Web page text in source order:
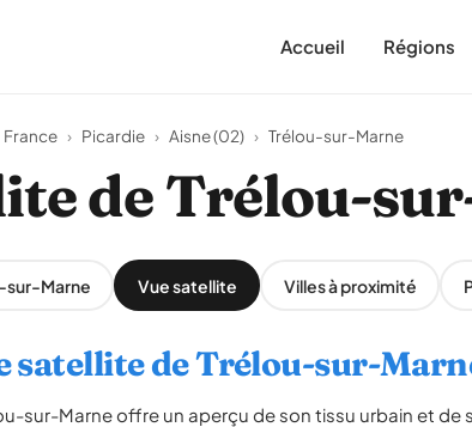
Accueil Régions
France › Picardie › Aisne (02) › Trélou-sur-Marne
de Trélou-
sur-Marne Vue satellite Villes à proximité
satellite de Trélou-sur-
sur-Marne offre un aperçu de son tissu urbain et de